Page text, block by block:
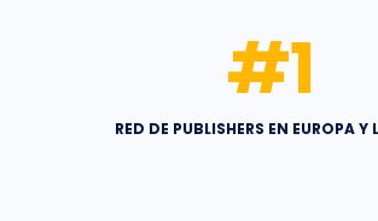
RED DE PUBLISHERS EN EUROPA Y
#1